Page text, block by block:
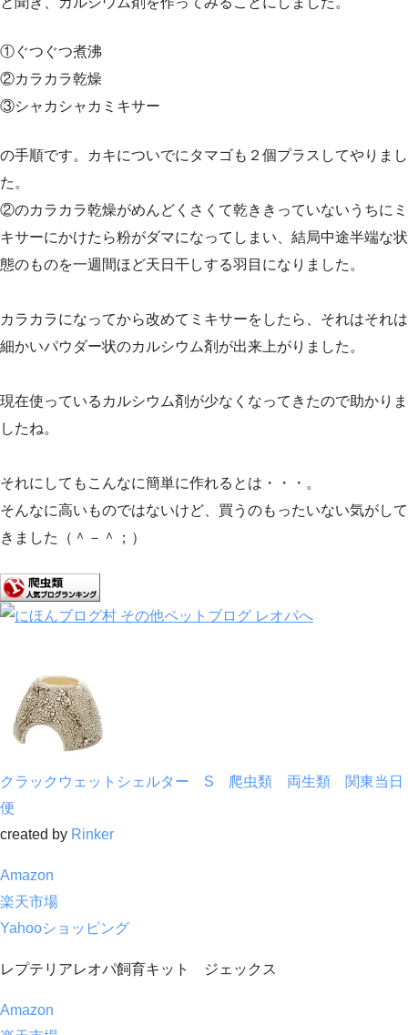
①ぐつぐつ煮沸
②カラカラ乾燥
③シャカシャカミキサー
の手順です。カキについでにタマゴも２個プラスしてやりまし
た。
②のカラカラ乾燥がめんどくさくて乾ききっていないうちにミ
キサーにかけたら粉がダマになってしまい、結局中途半端な状
態のものを一週間ほど天日干しする羽目になりました。
カラカラになってから改めてミキサーをしたら、それはそれは
細かいパウダー状のカルシウム剤が出来上がりました。
現在使っているカルシウム剤が少なくなってきたので助かりま
したね。
それにしてもこんなに簡単に作れるとは・・・。
そんなに高いものではないけど、買うのもったいない気がして
きました（＾－＾；）
クラックウェットシェルター S 爬虫類 両生類 関東当日
便
created by Rinker
Amazon
楽天市場
Yahooショッピング
レプテリアレオパ飼育キット ジェックス
Amazon